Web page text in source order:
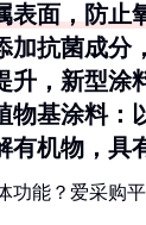
表面，防止
加抗菌成分
升，新型涂
物基涂料：
有机物，具
功能？爱采购